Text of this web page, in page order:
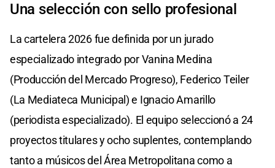
Una selección con sello profesional
La cartelera 2026 fue definida por un jurado
especializado integrado por Vanina Medina
(Producción del Mercado Progreso), Federico Teiler
(La Mediateca Municipal) e Ignacio Amarillo
(periodista especializado). El equipo seleccionó a 24
proyectos titulares y ocho suplentes, contemplando
tanto a músicos del Área Metropolitana como a